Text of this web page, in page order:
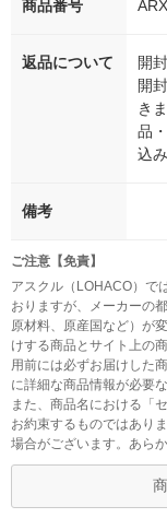
商品番号
返品について
開
開
き
品
込
備考
ご注意【免責】
アスクル（LOHACO）で
おりますが、メーカーの
原材料、原産国など）が
けする商品とサイト上の
用前には必ずお届けした
に詳細な商品情報が必要
また、商品名における「
お約束するものではあり
場合がございます。あら